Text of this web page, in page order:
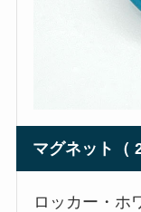
マグネット（
ロッカー・ホ